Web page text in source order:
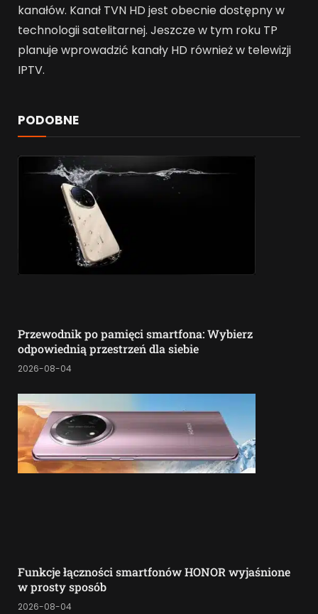
kanałów. Kanał TVN HD jest obecnie dostępny w
technologii satelitarnej. Jeszcze w tym roku TP
planuje wprowadzić kanały HD również w telewizji
IPTV.
PODOBNE
Przewodnik po pamięci smartfona: Wybierz
odpowiednią przestrzeń dla siebie
2026-08-04
Funkcje łączności smartfonów HONOR wyjaśnione
w prosty sposób
2026-08-04